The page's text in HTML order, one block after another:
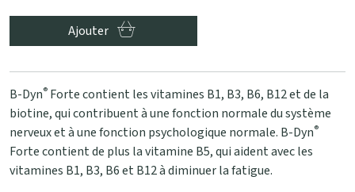
Ajouter
B-Dyn® Forte contient les vitamines B1, B3, B6, B12 et de la
biotine, qui contribuent à une fonction normale du système
nerveux et à une fonction psychologique normale. B-Dyn®
Forte contient de plus la vitamine B5, qui aident avec les
vitamines B1, B3, B6 et B12 à diminuer la fatigue.